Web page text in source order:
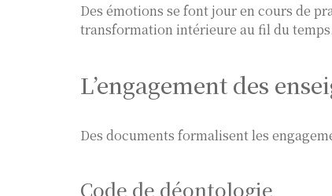
Des émotions se font jour en cours de
transformation intérieure au fil du
L’engagement des
Des documents formalisent les
Code de déontologie